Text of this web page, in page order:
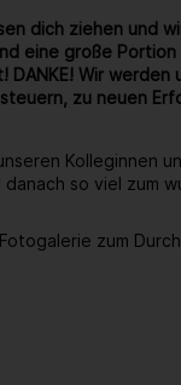
dich ziehen und
eine große
DANKE! Wir
zu neuen
Kolleginnen
so viel zum
zum